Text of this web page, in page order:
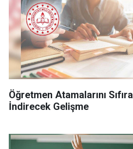
Öğretmen Atamalarını Sıfıra
İndirecek Gelişme